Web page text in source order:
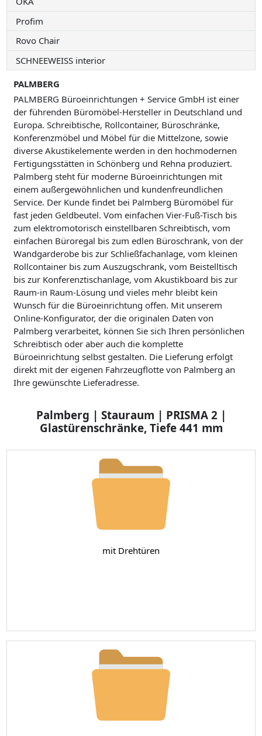
Profim
Rovo Chair
SCHNEEWEISS interior
PALMBERG
PALMBERG Büroeinrichtungen + Service GmbH ist einer
der führenden Büromöbel-Hersteller in Deutschland und
Europa. Schreibtische, Rollcontainer, Büroschränke,
Konferenzmöbel und Möbel für die Mittelzone, sowie
diverse Akustikelemente werden in den hochmodernen
Fertigungsstätten in Schönberg und Rehna produziert.
Palmberg steht für moderne Büroeinrichtungen mit
einem außergewöhnlichen und kundenfreundlichen
Service. Der Kunde findet bei Palmberg Büromöbel für
fast jeden Geldbeutel. Vom einfachen Vier-Fuß-Tisch bis
zum elektromotorisch einstellbaren Schreibtisch, vom
einfachen Büroregal bis zum edlen Büroschrank, von der
Wandgarderobe bis zur Schließfachanlage, vom kleinen
Rollcontainer bis zum Auszugschrank, vom Beistelltisch
bis zur Konferenztischanlage, vom Akustikboard bis zur
Raum-in Raum-Lösung und vieles mehr bleibt kein
Wunsch für die Büroeinrichtung offen. Mit unserem
Online-Konfigurator, der die originalen Daten von
Palmberg verarbeitet, können Sie sich Ihren persönlichen
Schreibtisch oder aber auch die komplette
Büroeinrichtung selbst gestalten. Die Lieferung erfolgt
direkt mit der eigenen Fahrzeugflotte von Palmberg an
Ihre gewünschte Lieferadresse.
Palmberg | Stauraum | PRISMA 2 |
Glastürenschränke, Tiefe 441 mm
mit Drehtüren